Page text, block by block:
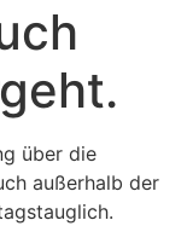
über die
außerhalb der